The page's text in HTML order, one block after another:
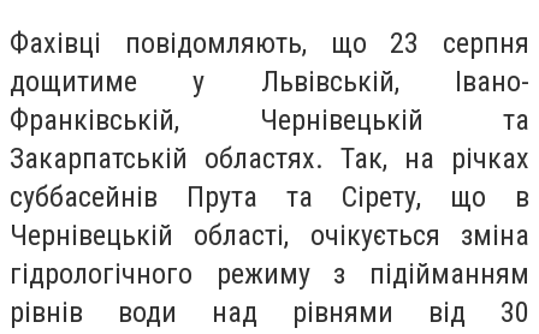
Фахівці повідомляють, що 23 серпня
дощитиме у Львівській, Івано-
Франківській, Чернівецькій та
Закарпатській областях. Так, на річках
суббасейнів Прута та Сірету, що в
Чернівецькій області, очікується зміна
гідрологічного режиму з підійманням
рівнів води над рівнями від 30